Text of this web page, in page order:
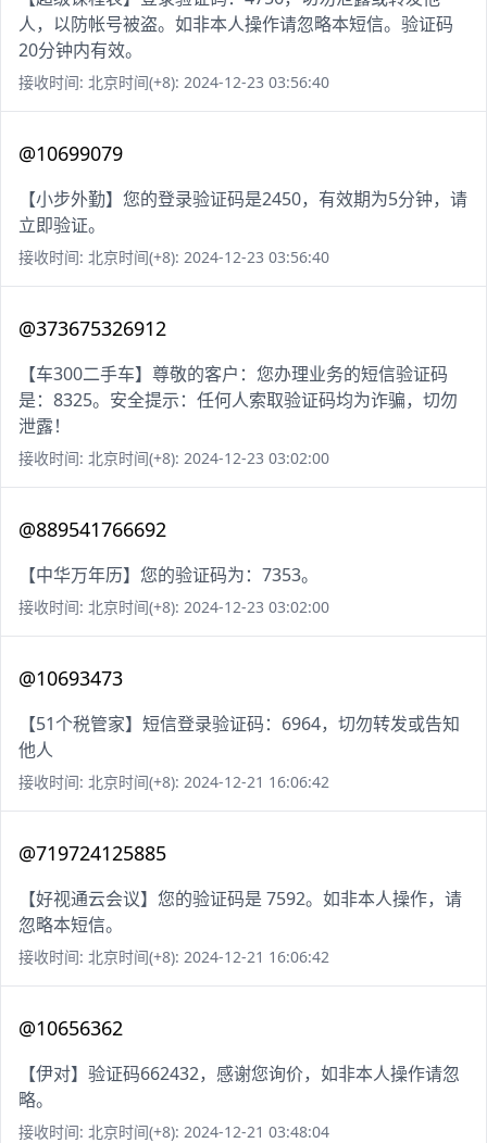
人，以防帐号被盗。如非本人操作请忽略本短信。验证码
20分钟内有效。
接收时间: 北京时间(+8): 2024-12-23 03:56:40
@10699079
【小步外勤】您的登录验证码是2450，有效期为5分钟，请
立即验证。
接收时间: 北京时间(+8): 2024-12-23 03:56:40
@373675326912
【车300二手车】尊敬的客户：您办理业务的短信验证码
是：8325。安全提示：任何人索取验证码均为诈骗，切勿
泄露！
接收时间: 北京时间(+8): 2024-12-23 03:02:00
@889541766692
【中华万年历】您的验证码为：7353。
接收时间: 北京时间(+8): 2024-12-23 03:02:00
@10693473
【51个税管家】短信登录验证码：6964，切勿转发或告知
他人
接收时间: 北京时间(+8): 2024-12-21 16:06:42
@719724125885
【好视通云会议】您的验证码是 7592。如非本人操作，请
忽略本短信。
接收时间: 北京时间(+8): 2024-12-21 16:06:42
@10656362
【伊对】验证码662432，感谢您询价，如非本人操作请忽
略。
接收时间: 北京时间(+8): 2024-12-21 03:48:04